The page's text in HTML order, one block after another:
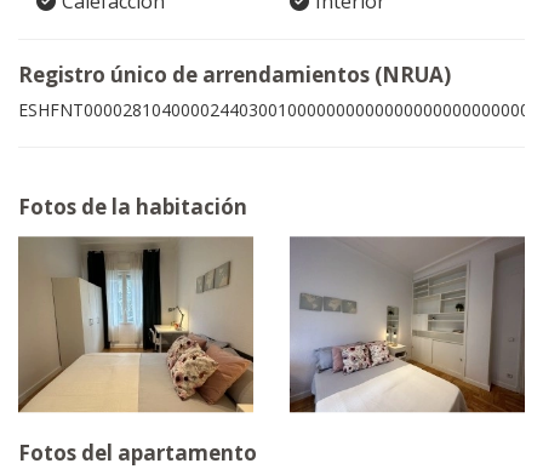
Registro único de arrendamientos (NRUA)
ESHFNT00002810400002440300100000000000000000000000005
Fotos de la habitación
Fotos del apartamento